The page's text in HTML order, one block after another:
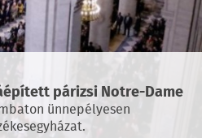
párizsi Notre-Dame
ünnepélyesen